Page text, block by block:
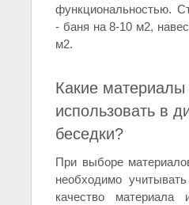
функциональностью.
- баня на 8-10 м2,
м2.
Какие
использовать в
беседки?
При выборе
необходимо
качество материала